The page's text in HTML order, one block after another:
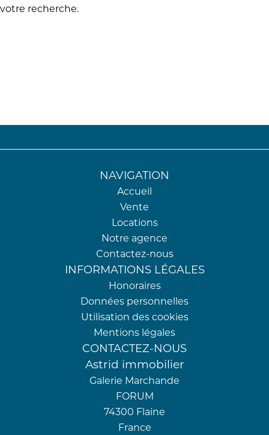
votre recherche.
NAVIGATION
Accueil
Vente
Locations
Notre agence
Contactez-nous
INFORMATIONS LÉGALES
Honoraires
Données personnelles
Utilisation des cookies
Mentions légales
CONTACTEZ-NOUS
Astrid immobilier
Galerie Marchande
FORUM
74300 Flaine
France